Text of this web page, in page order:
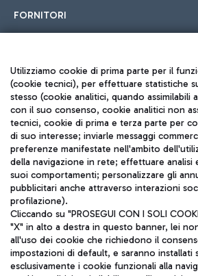
FORNITORI
Seguici sui social
TRAVEL JOURNAL
ITA
Utilizziamo cookie di prima parte per il
(cookie tecnici), per effettuare statistiche
stesso (cookie analitici, quando assimilabili
con il suo consenso, cookie analitici non
tecnici, cookie di prima e terza parte per
di suo interesse; inviarle messaggi
preferenze manifestate nell'ambito
della navigazione in rete; effettuare analisi
suoi comportamenti; personalizzare gli
pubblicitari anche attraverso interazioni
profilazione).
Cliccando su "PROSEGUI CON I SOLI
"X" in alto a destra in questo banner, lei
all'uso dei cookie che richiedono il
impostazioni di default, e saranno installati
esclusivamente i cookie funzionali alla